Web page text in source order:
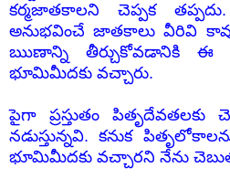
కర్మజాతకాలని చెప్పక
అనుభవించే జాతకాలు వీరివి
ఋణాన్ని తీర్చుకోవడానికి ఈ
భూమిమీదకు వచ్చారు.
పైగా ప్రస్తుతం
నడుస్తున్నవి. కనుక
భూమిమీదకు వచ్చారని నేను